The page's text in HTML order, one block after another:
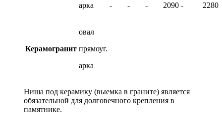
арка
-
-
-
2090 -
2280
Керамогранит
овал
прямоуг.
арка
Ниша под керамику (выемка в граните) является
обязательной для долговечного крепления в
памятнике.